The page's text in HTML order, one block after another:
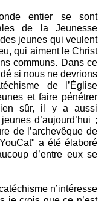
entier se sont
de la Jeunesse
jeunes qui veulent
qui aiment le Christ
communs. Dans ce
si nous ne devrions
de l’Église
et faire pénétrer
sûr, il y a aussi
d’aujourd’hui ;
de l’archevêque de
a été élaboré
d’entre eux se
n’intéresse